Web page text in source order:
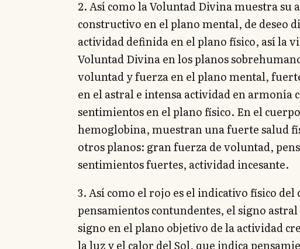
2. Así como la Voluntad Divina muestra su
constructivo en el plano mental, de deseo
actividad definida en el plano físico, así la
Voluntad Divina en los planos
voluntad y fuerza en el plano mental,
en el astral e intensa actividad en armonía
sentimientos en el plano físico. En el
hemoglobina, muestran una fuerte salud
otros planos: gran fuerza de voluntad,
sentimientos fuertes, actividad incesante.
3. Así como el rojo es el indicativo físico
pensamientos contundentes, el signo
signo en el plano objetivo de la actividad
la luz y el calor del Sol, que indica